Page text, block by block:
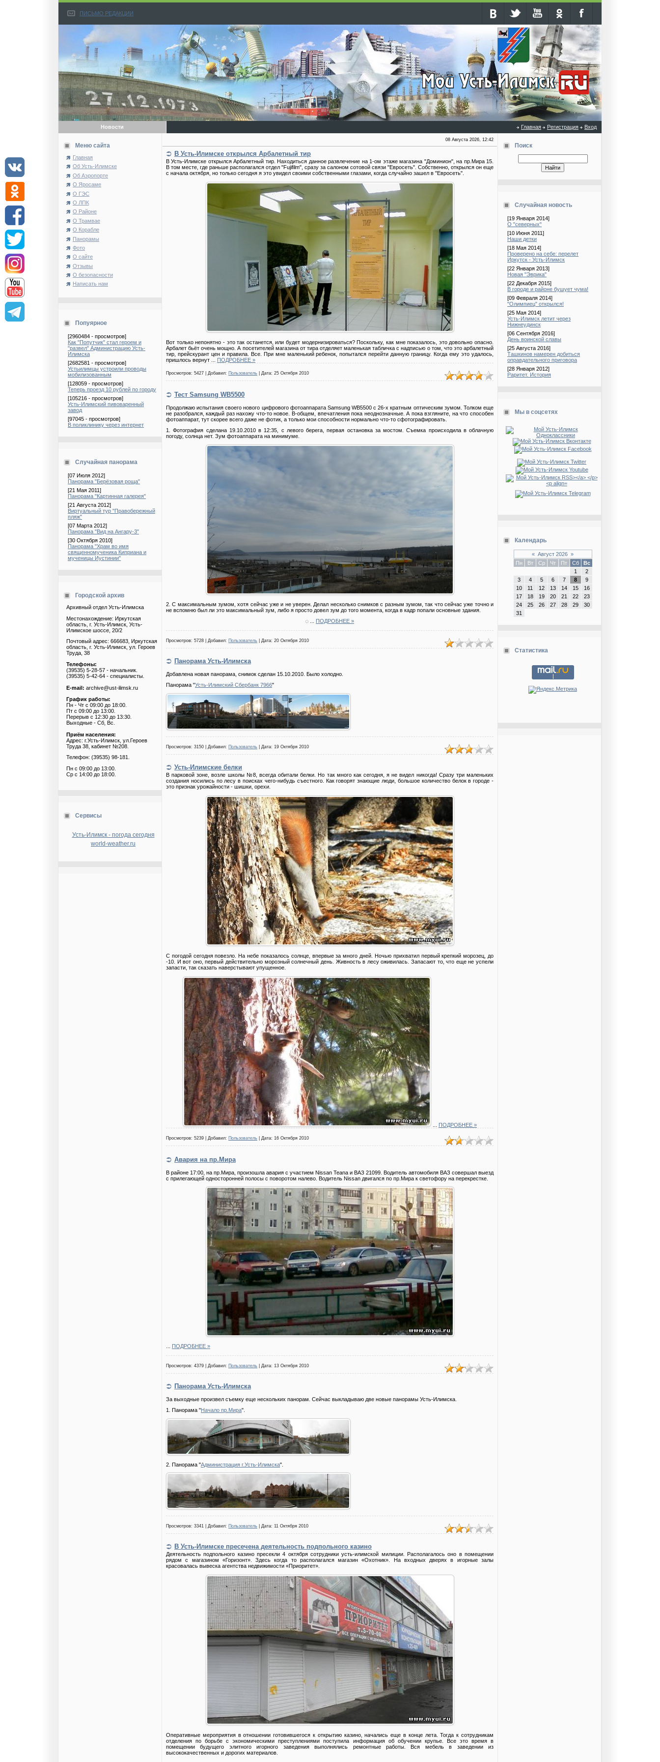
ПИСЬМО РЕДАКЦИИ
Новости Главная Регистрация Вход
Меню сайта
Главная
Об Усть-Илимске
Об Аэропорте
О Яросаме
О ГЭС
О ЛПК
О Районе
О Трамвае
О Корабле
Панорамы
Фото
О сайте
Отзывы
О безопасности
Написать нам
Попуярное
[2960484 - просмотров]
Как "Попутчик" стал героем и
"развел" Администрацию Усть-
Илимска
[2682581 - просмотров]
Устьилимцы устроили проводы
мобилизованным
[128059 - просмотров]
Теперь проезд 10 рублей по городу
[105216 - просмотров]
Усть-Илимский пивоваренный
завод
[97045 - просмотров]
В поликлинику через интернет
Случайная панорама
[07 Июля 2012]
Панорама "Берёзовая роща"
[21 Мая 2011]
Панорама "Картинная галерея"
[21 Августа 2012]
Виртуальный тур "Правобережный
пляж"
[07 Марта 2012]
Панорама "Вид на Ангару-3"
[30 Октября 2010]
Панорама "Храм во имя
священномученика Киприана и
мученицы Иустинии"
Городской архив
Архивный отдел Усть-Илимска
Местонахождение: Иркутская
область, г. Усть-Илимск, Усть-
Илимское шоссе, 20/2
Почтовый адрес: 666683, Иркутская
область, г. Усть-Илимск, ул. Героев
Труда, 38
Телефоны:
(39535) 5-28-57 - начальник.
(39535) 5-42-64 - специалисты.
E-mail: archive@ust-ilimsk.ru
График работы:
Пн - Чт с 09:00 до 18:00.
Пт с 09:00 до 13:00.
Перерыв с 12:30 до 13:30.
Выходные - Сб, Вс.
Приём населения:
Адрес: г.Усть-Илимск, ул.Героев
Труда 38, кабинет №208.
Телефон: (39535) 98-181.
Пн с 09:00 до 13:00.
Ср с 14:00 до 18:00.
Сервисы
Усть-Илимск - погода сегодня
world-weather.ru
08 Августа 2026, 12:42
В Усть-Илимске открылся Арбалетный тир
В Усть-Илимске открылся Арбалетный тир. Находиться данное развлечение на 1-ом этаже магазина "Доминион", на пр.Мира 15.
В том месте, где раньше располагался отдел "Fujifilm", сразу за салоном сотовой связи "Евросеть". Собственно, открылся он еще
с начала октября, но только сегодня я это увидел своими собственными глазами, когда случайно зашел в "Евросеть".
Вот только непонятно - это так останется, или будет модернизироваться? Поскольку, как мне показалось, это довольно опасно.
Арбалет бьёт очень мощно. А посетителей магазина от тира отделяет маленькая табличка с надписью о том, что это арбалетный
тир, прейскурант цен и правила. Все. При мне маленький ребенок, попытался перейти данную границу. Когда ему это удалось,
пришлось вернут
ПОДРОБНЕЕ »
Просмотров: 5427 | Добавил: Пользователь | Дата: 25 Октября 2010
Тест Samsung WB5500
Продолжаю испытания своего нового цифрового фотоаппарата Samsung WB5500 с 26-х кратным оптическим зумом. Толком еще
не разобрался, каждый раз нахожу что-то новое. В-общем, впечатления пока неоднозначные. А пока взгляните, на что способен
фотоаппарат, тут скорее всего даже не фотик, а только мои способности нормально что-то сфотографировать.
1. Фотография сделана 19.10.2010 в 12:35, с левого берега, первая остановка за мостом. Съемка происходила в облачную
погоду, солнца нет. Зум фотоаппарата на минимуме.
2. С максимальным зумом, хотя сейчас уже и не уверен. Делал несколько снимков с разным зумом, так что сейчас уже точно и
не вспомню был ли это максимальный зум, либо я просто довел зум до того момента, когда в кадр попали основные здания.
ПОДРОБНЕЕ »
Просмотров: 5728 | Добавил: Пользователь | Дата: 20 Октября 2010
Панорама Усть-Илимска
Добавлена новая панорама, снимок сделан 15.10.2010. Было холодно.
Панорама "Усть-Илимский Сбербанк 7966"
Просмотров: 3150 | Добавил: Пользователь | Дата: 19 Октября 2010
Усть-Илимские белки
В парковой зоне, возле школы №8, всегда обитали белки. Но так много как сегодня, я не видел никогда! Сразу три маленьких
создания носились по лесу в поисках чего-нибудь съестного. Как говорят знающие люди, большое количество белок в городе -
это признак урожайности - шишки, орехи.
С погодой сегодня повезло. На небе показалось солнце, впервые за много дней. Ночью прихватил первый крепкий морозец, до
-10. И вот оно, первый действительно морозный солнечный день. Живность в лесу оживилась. Запасают то, что еще не успели
запасти, так сказать наверстывают упущенное.
ПОДРОБНЕЕ »
Просмотров: 5239 | Добавил: Пользователь | Дата: 16 Октября 2010
Авария на пр.Мира
В районе 17:00, на пр.Мира, произошла авария с участием Nissan Teana и ВАЗ 21099. Водитель автомобиля ВАЗ совершал выезд
с прилегающей односторонней полосы с поворотом налево. Водитель Nissan двигался по пр.Мира к светофору на перекрестке.
ПОДРОБНЕЕ »
Просмотров: 4379 | Добавил: Пользователь | Дата: 13 Октября 2010
Панорама Усть-Илимска
За выходные произвел съемку еще нескольких панорам. Сейчас выкладываю две новые панорамы Усть-Илимска.
1. Панорама "Начало пр.Мира".
2. Панорама "Администрация г.Усть-Илимска".
Просмотров: 3341 | Добавил: Пользователь | Дата: 11 Октября 2010
В Усть-Илимске пресечена деятельность подпольного казино
Деятельность подпольного казино пресекли 4 октября сотрудники усть-илимской милиции. Располагалось оно в помещении
рядом с магазином «Горизонт». Здесь когда то располагался магазин «Охотник». На входных дверях в игорные залы
красовалась вывеска агентства недвижимости «Приоритет».
Оперативные мероприятия в отношении готовившегося к открытию казино, начались еще в конце лета. Тогда к сотрудникам
отделения по борьбе с экономическими преступлениями поступила информация об обучении крупье. Все это время в
помещении будущего элитного игорного заведения выполнялись ремонтные работы. Вся мебель в заведении из
высококачественных и дорогих материалов.
Поиск
Случайная новость
[19 Января 2014]
О "северных"
[10 Июня 2011]
Наши детки
[18 Мая 2014]
Проверено на себе: перелет
Иркутск - Усть-Илимск
[22 Января 2013]
Новая "Эврика"
[22 Декабря 2015]
В городе и районе бушует чума!
[09 Февраля 2014]
"Олимпиец" открылся!
[25 Мая 2014]
Усть-Илимск летит через
Нижнеудинск
[06 Сентября 2016]
День воинской славы
[25 Августа 2016]
Ташкинов намерен добиться
оправдательного приговора
[28 Января 2012]
Раритет. История
Мы в соцсетях
Календарь
« Август 2026 »
Пн
Вт Ср Чт Пт Сб
Вс
1
2
3
4 5 6 7 8
9
10
11 12 13 14 15
16
17
18 19 20 21 22
23
24
25 26 27 28 29
30
31
Статистика